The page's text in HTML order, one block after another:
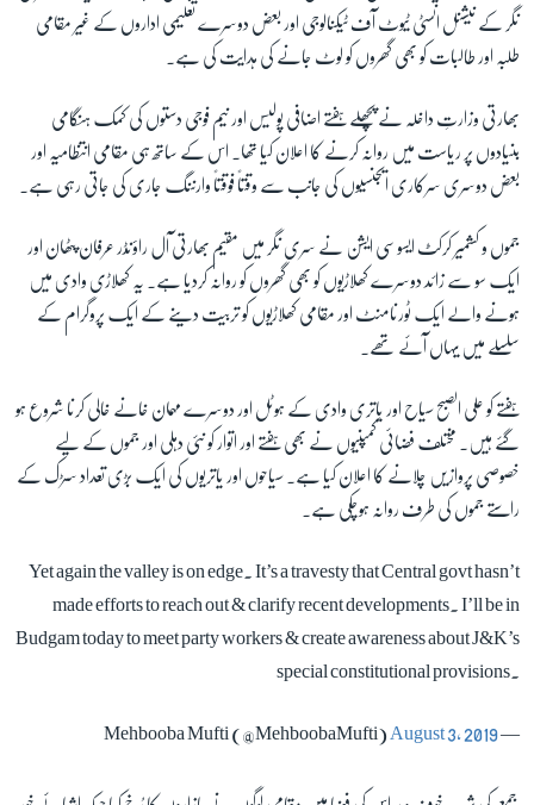
نگر کے نیشنل انسٹی ٹیوٹ آف ٹیکنالوجی اور بعض دوسرے تعلیمی اداروں کے غیر مقامی
طلبہ اور طالبات کو بھی گھروں کو لوٹ جانے کی ہدایت کی ہے۔
بھارتی وزارتِ داخلہ نے پچھلے ہفتے اضافی پولیس اور نیم فوجی دستوں کی کمک ہنگامی
بنیادوں پر ریاست میں روانہ کرنے کا اعلان کیا تھا۔ اس کے ساتھ ہی مقامی انتظامیہ اور
بعض دوسری سرکاری ایجنسیوں کی جانب سے وقتاً فوقتاً وارننگ جاری کی جاتی رہی ہے۔
جموں و کشمیر کرکٹ ایسوسی ایشن نے سری نگر میں مقیم بھارتی آل راؤنڈر عرفان پٹھان اور
ایک سو سے زائد دوسرے کھلاڑیوں کو بھی گھروں کو روانہ کردیا ہے۔ یہ کھلاڑی وادی میں
ہونے والے ایک ٹورنامنٹ اور مقامی کھلاڑیوں کو تربیت دینے کے ایک پروگرام کے
سلسلے میں یہاں آئے تھے۔
ہفتے کو علی الصبح سیاح اور یاتری وادی کے ہوٹل اور دوسرے مہمان خانے خالی کرنا شروع ہو
گئے ہیں۔ مختلف فضائی کمپنیوں نے بھی ہفتے اور اتوار کو نئی دہلی اور جموں کے لیے
خصوصی پروازیں چلانے کا اعلان کیا ہے۔ سیاحوں اور یاتریوں کی ایک بڑی تعداد سڑک کے
راستے جموں کی طرف روانہ ہوچکی ہے۔
Yet again the valley is on edge. It’s a travesty that Central govt hasn’t
made efforts to reach out & clarify recent developments. I’ll be in
Budgam today to meet party workers & create awareness about J&K’s
special constitutional provisions.
— Mehbooba Mufti (@MehboobaMufti)
August 3, 2019